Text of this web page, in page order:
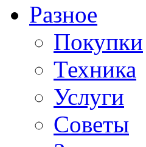
Разное
Покупки
Техника
Услуги
Советы